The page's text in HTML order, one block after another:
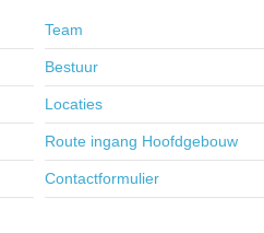
Team
Bestuur
Locaties
Route ingang Hoofdgebouw
Contactformulier